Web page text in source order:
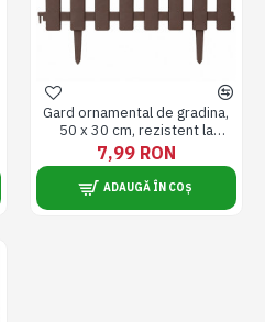
Gard ornamental de gradina,
50 x 30 cm, rezistent la
conditii meteorologice, usor
de montat, element decorativ
pentru gradina, maro
7,99 RON
ADAUGĂ ÎN COȘ